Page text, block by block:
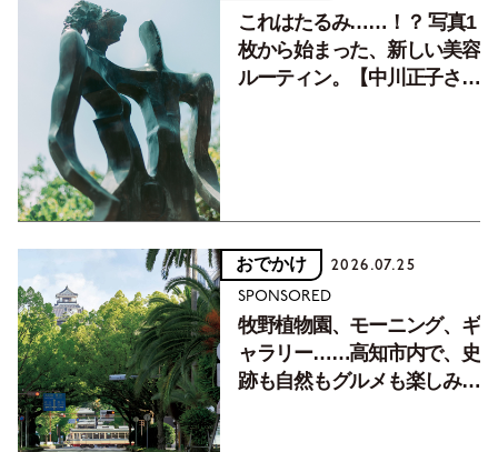
これはたるみ……！？ 写真1
枚から始まった、新しい美容
ルーティン。【中川正子さん
おでかけ 2026.07.25
SPONSORED
牧野植物園、モーニング、ギ
ャラリー……高知市内で、史
跡も自然もグルメも楽しみ尽